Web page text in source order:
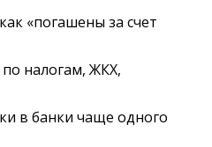
«погашены за счет
налогам, ЖКХ,
в банки чаще одного